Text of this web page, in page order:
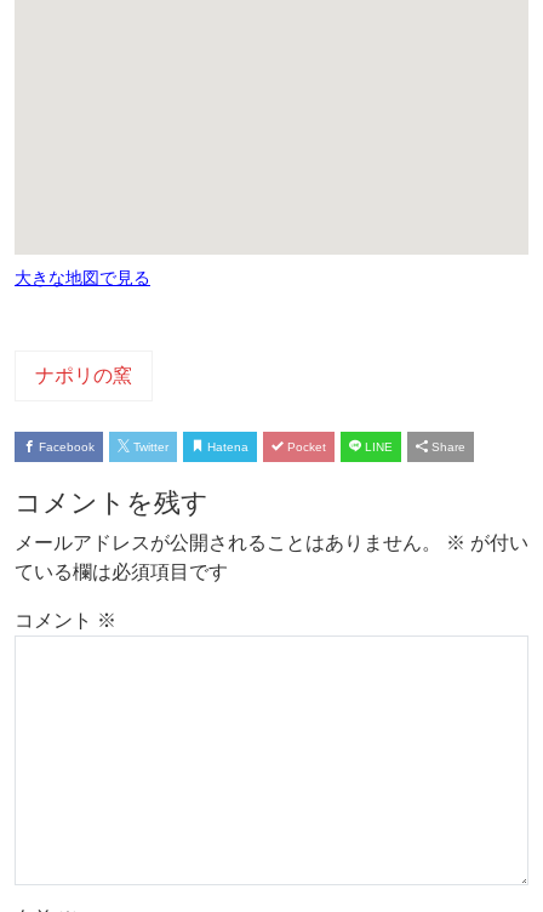
大きな地図で見る
ナポリの窯
Facebook Twitter Hatena Pocket LINE Share
コメントを残す
メールアドレスが公開されることはありません。 ※ が付い
ている欄は必須項目です
コメント ※